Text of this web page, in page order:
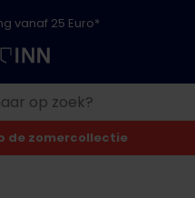
vanaf 25 Euro*
de zomercollectie